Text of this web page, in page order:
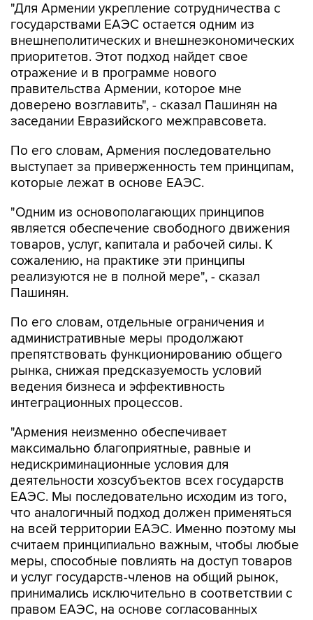
"Для Армении укрепление сотрудничества с
государствами ЕАЭС остается одним из
внешнеполитических и внешнеэкономических
приоритетов. Этот подход найдет свое
отражение и в программе нового
правительства Армении, которое мне
доверено возглавить", - сказал Пашинян на
заседании Евразийского межправсовета.
По его словам, Армения последовательно
выступает за приверженность тем принципам,
которые лежат в основе ЕАЭС.
"Одним из основополагающих принципов
является обеспечение свободного движения
товаров, услуг, капитала и рабочей силы. К
сожалению, на практике эти принципы
реализуются не в полной мере", - сказал
Пашинян.
По его словам, отдельные ограничения и
административные меры продолжают
препятствовать функционированию общего
рынка, снижая предсказуемость условий
ведения бизнеса и эффективность
интеграционных процессов.
"Армения неизменно обеспечивает
максимально благоприятные, равные и
недискриминационные условия для
деятельности хозсубъектов всех государств
ЕАЭС. Мы последовательно исходим из того,
что аналогичный подход должен применяться
на всей территории ЕАЭС. Именно поэтому мы
считаем принципиально важным, чтобы любые
меры, способные повлиять на доступ товаров
и услуг государств-членов на общий рынок,
принимались исключительно в соответствии с
правом ЕАЭС, на основе согласованных